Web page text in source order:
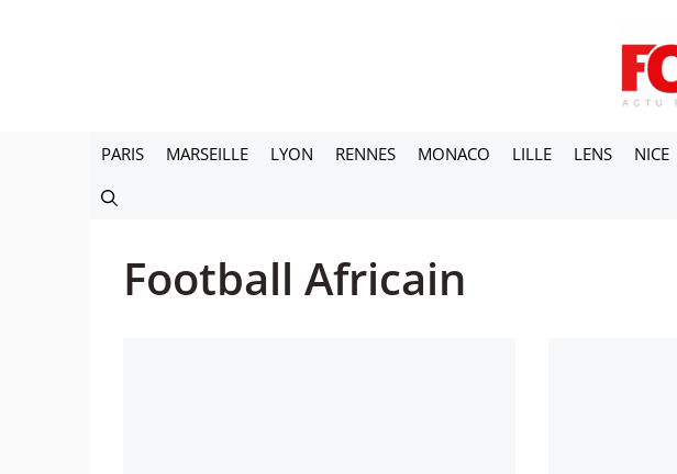
PARIS MARSEILLE LYON RENNES MONACO LILLE LENS NICE
Football Africain